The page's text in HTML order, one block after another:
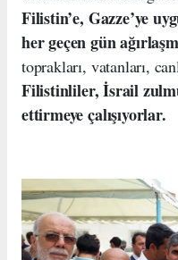
Filistin’e, Gazze’ye
her geçen gün
toprakları, vatanları,
Filistinliler, İsrail
ettirmeye çalışıyorlar.